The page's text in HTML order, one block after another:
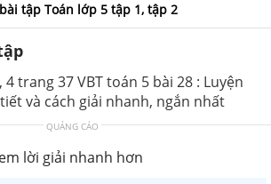
tập Toán lớp 5 tập 1, tập 2
4 trang 37 VBT toán 5 bài 28 : Luyện
và cách giải nhanh, ngắn nhất
QUẢNG CÁO
lời giải nhanh hơn